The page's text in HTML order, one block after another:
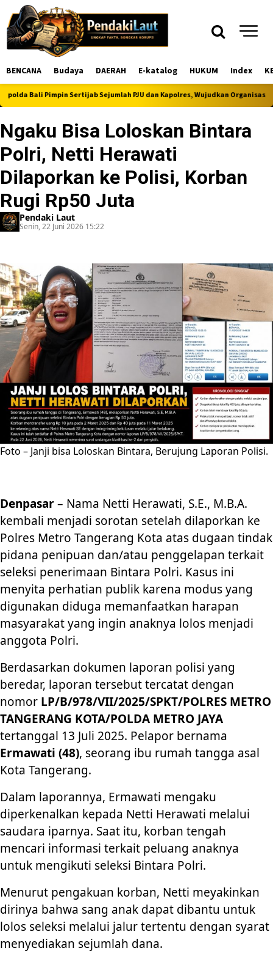
BENCANA Budaya DAERAH E-katalog HUKUM Index
Bali Pimpin Sertijab Sejumlah PJU dan Kapolres, Wujudkan Organisasi Polri
Ngaku Bisa Loloskan Bintara
Polri, Netti Herawati
Dilaporkan ke Polisi, Korban
Rugi Rp50 Juta
Pendaki Laut
Senin, 22 Juni 2026 15:22
Foto – Janji bisa Loloskan Bintara, Berujung Laporan Polisi.
Denpasar– Nama Netti Herawati, S.E., M.B.A.
kembali menjadi sorotan setelah dilaporkan ke
Polres Metro Tangerang Kota atas dugaan tindak
pidana penipuan dan/atau penggelapan terkait
seleksi penerimaan Bintara Polri. Kasus ini
menyita perhatian publik karena modus yang
digunakan diduga memanfaatkan harapan
masyarakat yang ingin anaknya lolos menjadi
anggota Polri.
Berdasarkan dokumen laporan polisi yang
beredar, laporan tersebut tercatat dengan
nomor LP/B/978/VII/2025/SPKT/POLRES METRO
TANGERANG KOTA/POLDA METRO JAYA
tertanggal 13 Juli 2025. Pelapor bernama
Ermawati (48), seorang ibu rumah tangga asal
Kota Tangerang.
Dalam laporannya, Ermawati mengaku
diperkenalkan kepada Netti Herawati melalui
saudara iparnya. Saat itu, korban tengah
mencari informasi terkait peluang anaknya
untuk mengikuti seleksi Bintara Polri.
Menurut pengakuan korban, Netti meyakinkan
dirinya bahwa sang anak dapat dibantu untuk
lolos seleksi melalui jalur tertentu dengan syarat
menyediakan sejumlah dana.